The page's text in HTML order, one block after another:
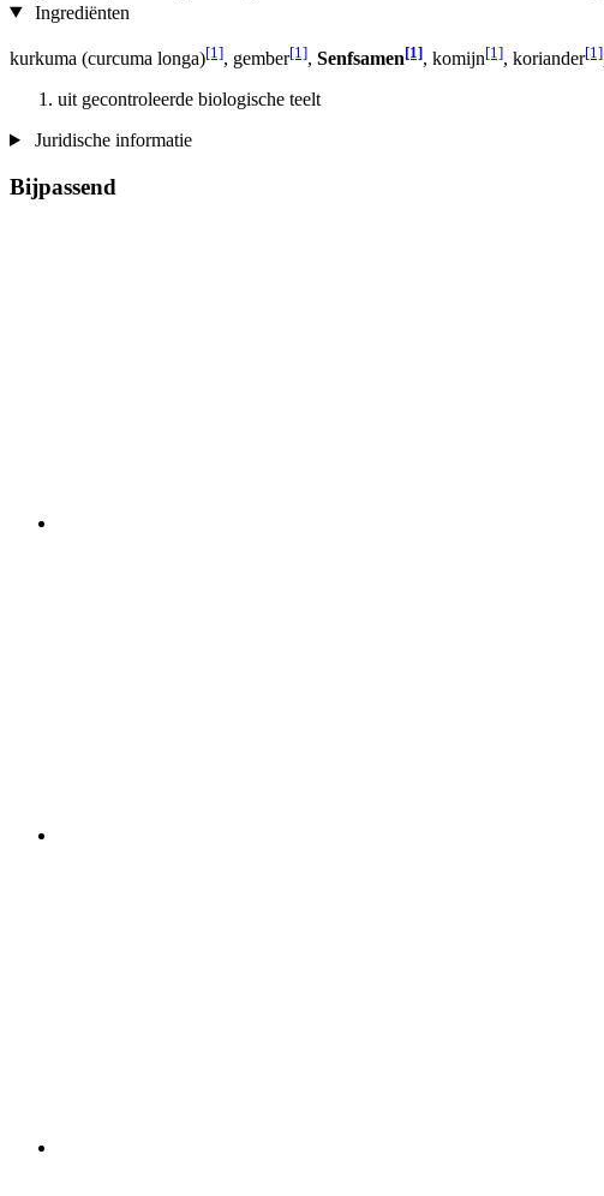
Ingrediënten
kurkuma (curcuma longa)[1], gember[1], Senfsamen[1], komijn[1], koriander[1]
uit gecontroleerde biologische teelt
Juridische informatie
Bijpassend